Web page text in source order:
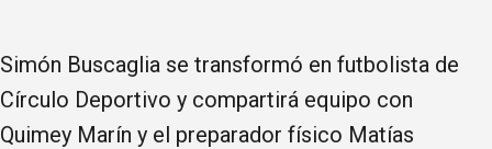
Simón Buscaglia se transformó en futbolista de
Círculo Deportivo y compartirá equipo con
Quimey Marín y el preparador físico Matías